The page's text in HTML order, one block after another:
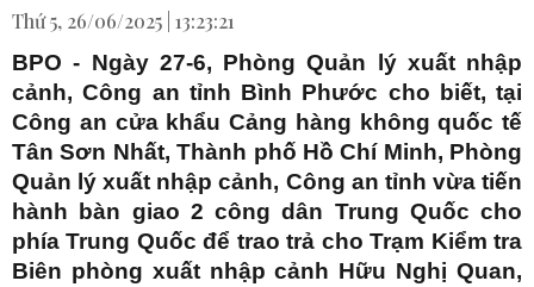
Thứ 5, 26/06/2025 | 13:23:21
BPO - Ngày 27-6, Phòng Quản lý xuất nhập
cảnh, Công an tỉnh Bình Phước cho biết, tại
Công an cửa khẩu Cảng hàng không quốc tế
Tân Sơn Nhất, Thành phố Hồ Chí Minh, Phòng
Quản lý xuất nhập cảnh, Công an tỉnh vừa tiến
hành bàn giao 2 công dân Trung Quốc cho
phía Trung Quốc để trao trả cho Trạm Kiểm tra
Biên phòng xuất nhập cảnh Hữu Nghị Quan,